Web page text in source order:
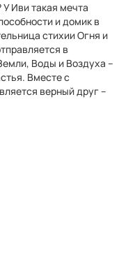
Иви такая мечта
и домик в
стихии Огня и
в
Воды и Воздуха –
Вместе с
верный друг –